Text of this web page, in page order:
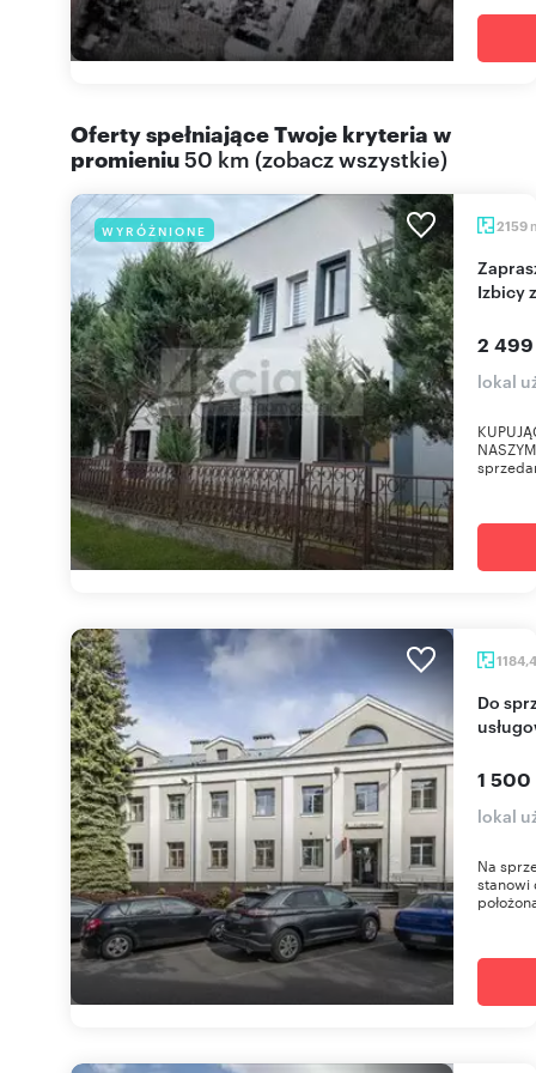
Oferty spełniające Twoje kryteria w
promieniu50 km (zobacz wszystkie)
WYRÓŻNIONE 2159
Zapraszam do obejrzenia obiektu 1356 m² w
Izbicy
2
lokal
Do sprzedania atrakcyjny lokal biurowo-
1 500
lokal
Na
stanowi